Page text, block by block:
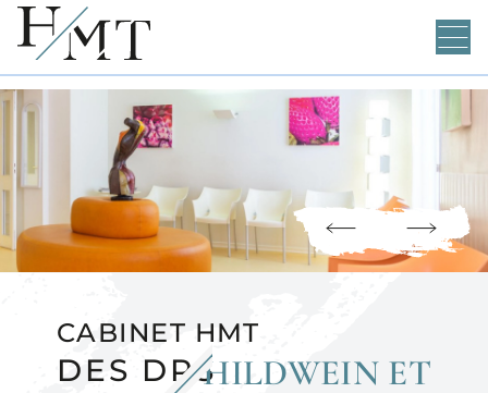
Cabinet
Traitements
Accès
CABINET HMT
DES DRSHILDWEIN ET